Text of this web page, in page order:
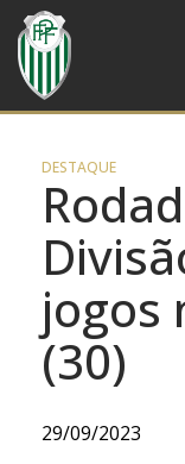
DESTAQUE
jogos
(30)
29/09/2023